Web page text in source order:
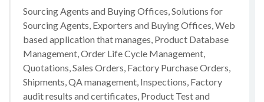
Sourcing Agents and Buying Offices, Solutions for
Sourcing Agents, Exporters and Buying Offices, Web
based application that manages, Product Database
Management, Order Life Cycle Management,
Quotations, Sales Orders, Factory Purchase Orders,
Shipments, QA management, Inspections, Factory
audit results and certificates, Product Test and